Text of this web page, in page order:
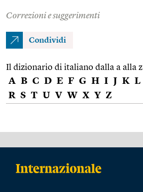
Correzioni e suggerimenti
Condividi
Il dizionario di italiano dalla a alla z
A B C D E F G H I J K L
R S T U V W X Y Z